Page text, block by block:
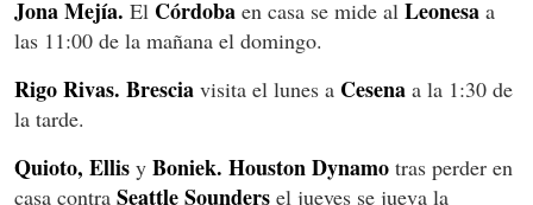
Jona Mejía. El Córdoba en casa se mide al Leonesa a
las 11:00 de la mañana el domingo.
Rigo Rivas. Brescia visita el lunes a Cesena a la 1:30 de
la tarde.
Quioto, Ellis y Boniek. Houston Dynamo tras perder en
casa contra Seattle Sounders el jueves se jueva la